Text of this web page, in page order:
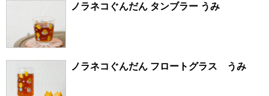
ノラネコぐんだん タンブラー うみ
ノラネコぐんだん フロートグラス うみ